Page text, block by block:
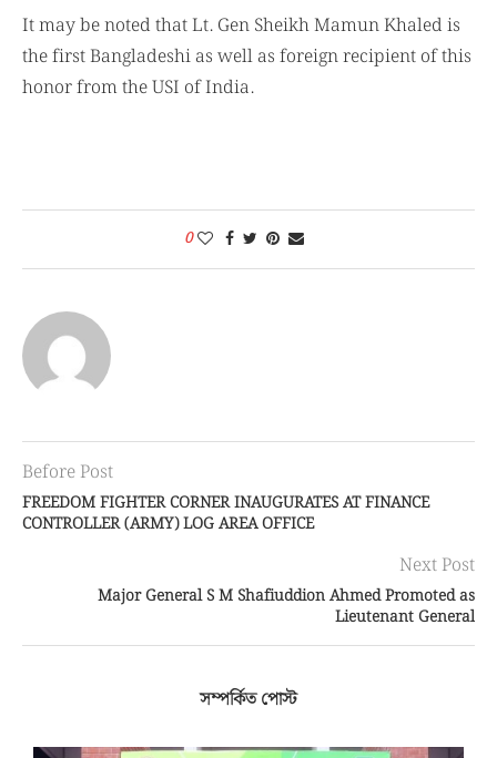
It may be noted that Lt. Gen Sheikh Mamun Khaled is
the first Bangladeshi as well as foreign recipient of this
honor from the USI of India.
0
Before Post
FREEDOM FIGHTER CORNER INAUGURATES AT FINANCE
CONTROLLER (ARMY) LOG AREA OFFICE
Next Post
Major General S M Shafiuddion Ahmed Promoted as
Lieutenant General
সম্পর্কিত পোস্ট